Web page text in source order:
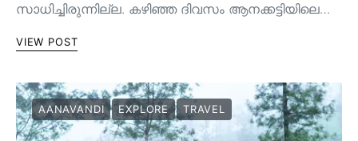
സാധിച്ചിരുന്നില്ല. കഴിഞ്ഞ ദിവസം ആനക്കട്ടിയിലെ…
VIEW POST
AANAVANDI EXPLORE TRAVEL